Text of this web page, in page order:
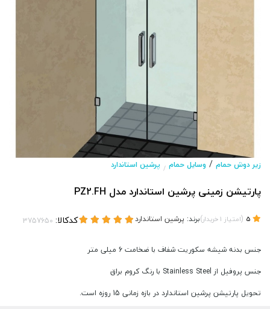
زیر دوش حمام / وسایل حمام / پرشین استاندارد
پارتیشن زمینی پرشین استاندارد مدل PZ2.FH
(امتیاز 1خریدار)برند: پرشین استاندارد کدکالا:
جنس بدنه شیشه سکوریت شفاف با ضخامت 6 میلی متر
جنس پروفیل از Stainless Steel با رنگ کروم براق
تحویل پارتیشن پرشین استاندارد در بازه زمانی 15 روزه است.